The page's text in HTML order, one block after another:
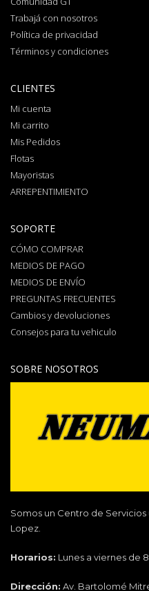
Trabajá con nosotros
Política de privacidad
Términos y condiciones
CLIENTES
Mi cuenta
Mi carrito
Mis Pedidos
Flotas
Mayoristas
ARREPENTIMIENTO
SOPORTE
CÓMO COMPRAR
MEDIOS DE PAGO
MEDIOS DE ENVÍO
PREGUNTAS FRECUENTES
Cambios y devoluciones
Consejos para tu vehiculo
SOBRE NOSOTROS
Somos un Centro de
Lopez.
Horarios: Lunes a viernes de 8
Dirección: Av. Bartolomé